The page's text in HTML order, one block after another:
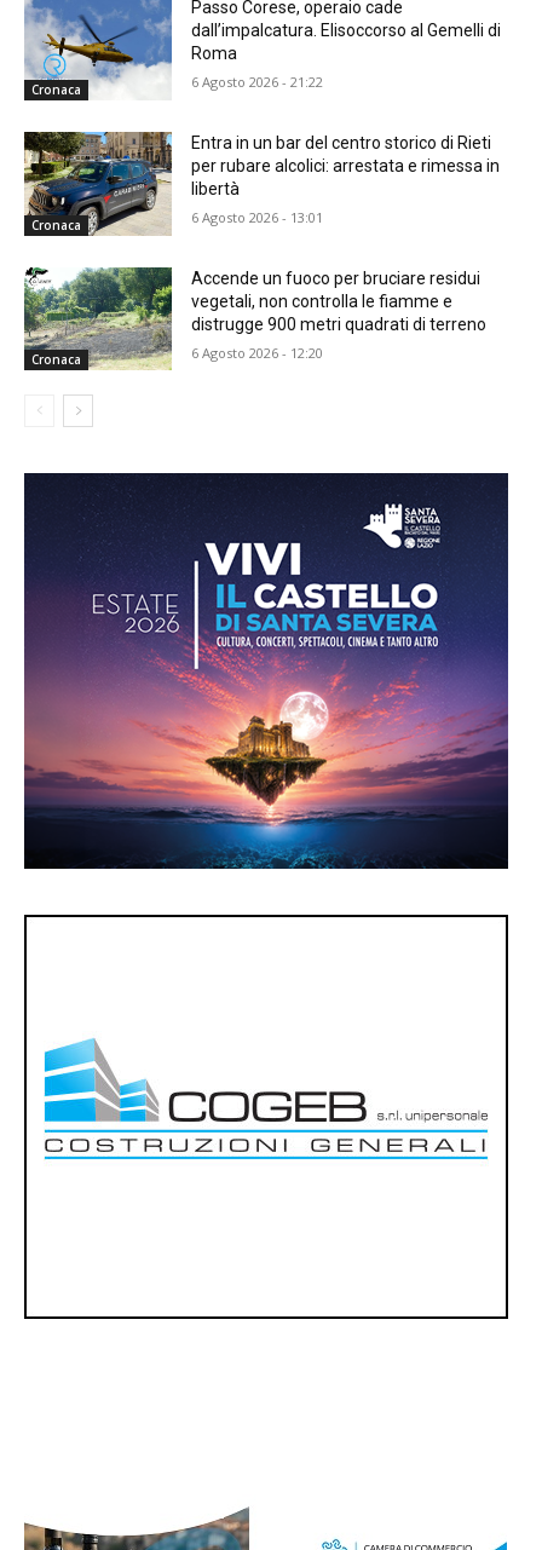
Cronaca
Passo Corese, operaio cade
dall’impalcatura. Elisoccorso al Gemelli di
Roma
6 Agosto 2026 - 21:22
Cronaca
Entra in un bar del centro storico di Rieti
per rubare alcolici: arrestata e rimessa in
libertà
6 Agosto 2026 - 13:01
Cronaca
Accende un fuoco per bruciare residui
vegetali, non controlla le fiamme e
distrugge 900 metri quadrati di terreno
6 Agosto 2026 - 12:20